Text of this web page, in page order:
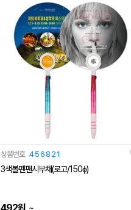
상품번호 456821
3색볼펜팬시부채(로고/150ɸ)
~